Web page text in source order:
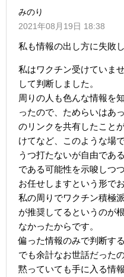
みのり
2021年08月19日 18:38
私も情報の出し方に失敗
私はワクチン受けていま
して判断しました。
周りの人も色んな情報を
ったので、ためらいはあ
のリンクを共有したこと
けてなど、このような場
うつ打たないが自由であ
である可能性を示唆しつ
お任せしますという形で
私の周りでワクチン積極
が推奨してるというのが
なかったからです。
偏った情報のみで判断す
でも余計なお世話だった
黙っていても手に入る情